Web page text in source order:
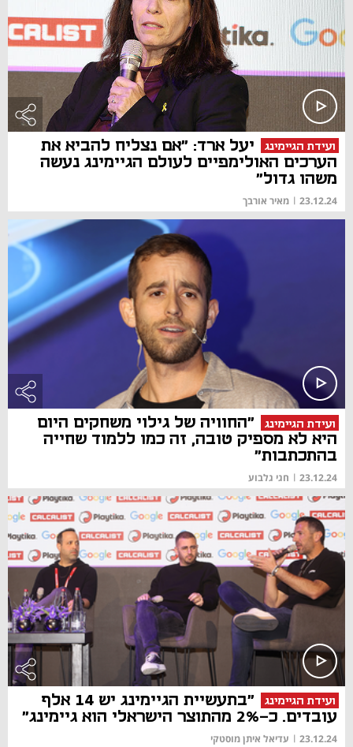
ועידת הגיימינג
יעל ארד: "אם נצליח להביא את
הערכים האולימפיים לעולם הגיימינג נעשה
משהו גדול"
23.12.24
| מאיר אורבך
ועידת הגיימינג
"החוויה של גילוי משחקים היום
היא לא מספיק טובה, זה כמו ללמוד שחייה
בהתכתבות"
23.12.24
| חגי גלבוע
ועידת הגיימינג
"בתעשיית הגיימינג יש 14 אלף
עובדים. כ-2% מהתוצר הישראלי הוא גיימינג"
23.12.24
| עדיאל איתן מוסטקי